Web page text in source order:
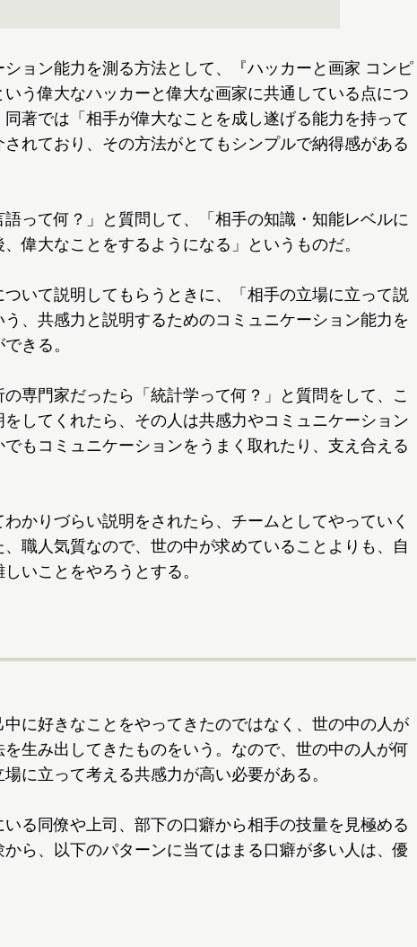
ョン能力を測る方法として、『ハッカーと画家 コンピ
う偉大なハッカーと偉大な画家に共通している点につ
著では「相手が偉大なことを成し遂げる能力を持って
れており、その方法がとてもシンプルで納得感がある
って何？」と質問して、「相手の知識・知能レベルに
偉大なことをするようになる」というものだ。
いて説明してもらうときに、「相手の立場に立って説
、共感力と説明するためのコミュニケーション能力を
きる。
専門家だったら「統計学って何？」と質問をして、こ
してくれたら、その人は共感力やコミュニケーション
もコミュニケーションをうまく取れたり、支え合える
かりづらい説明をされたら、チームとしてやっていく
職人気質なので、世の中が求めていることよりも、自
いことをやろうとする。
に好きなことをやってきたのではなく、世の中の人が
生み出してきたものをいう。なので、世の中の人が何
に立って考える共感力が高い必要がある。
る同僚や上司、部下の口癖から相手の技量を見極める
ら、以下のパターンに当てはまる口癖が多い人は、優